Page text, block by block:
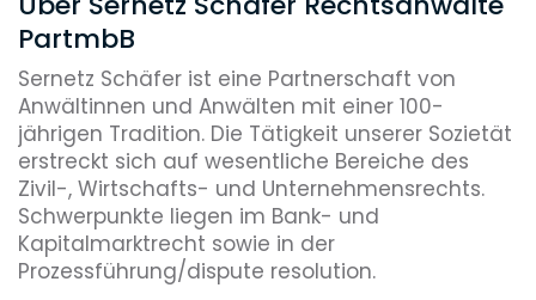
PartmbB
Sernetz Schäfer ist eine Partnerschaft von
Anwältinnen und Anwälten mit einer 100-
jährigen Tradition. Die Tätigkeit unserer Sozietät
erstreckt sich auf wesentliche Bereiche des
Zivil-, Wirtschafts- und Unternehmensrechts.
Schwerpunkte liegen im Bank- und
Kapitalmarktrecht sowie in der
Prozessführung/dispute resolution.